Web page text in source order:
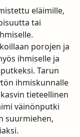
eläimille,
tai
porojen ja
ihmiselle ja
Tarun
ihmiskunnalle
tieteellinen
väinönputki
suurmiehen,